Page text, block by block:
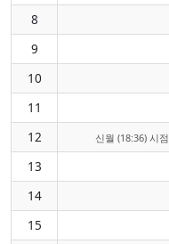
8
9
10
11
12 신월 (18:36) 시점
13
14
15